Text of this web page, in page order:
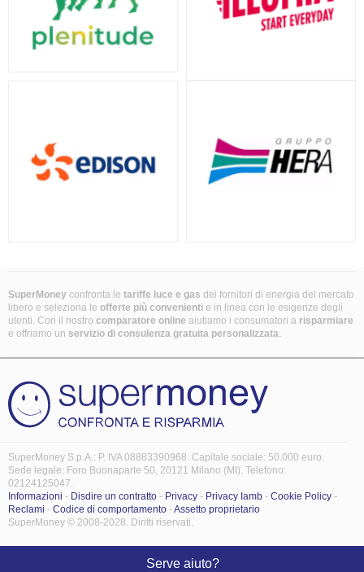
SuperMoney confronta le tariffe luce e gas dei fornitori di energia del mercato
libero e seleziona le offerte più convenienti e in linea con le esigenze degli
utenti. Con il nostro comparatore online aiutiamo i consumatori a risparmiare
e offriamo un servizio di consulenza gratuita personalizzata.
SuperMoney S.p.A.: P. IVA 08883390968. Capitale sociale: 50.000 euro.
Sede legale: Foro Buonaparte 50, 20121 Milano (MI). Telefono:
02124125047.
Informazioni - Disdire un contratto - Privacy - Privacy Iamb - Cookie Policy -
Reclami - Codice di comportamento -Assetto proprietario
SuperMoney © 2008-2028. Diritti riservati.
Serve aiuto?